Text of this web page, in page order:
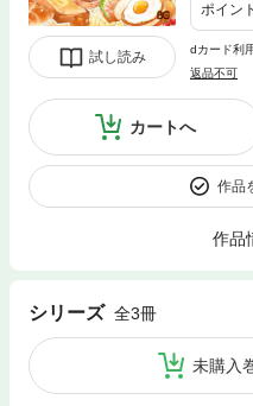
試し読み
ポイン
dカード利
返品不可
カートへ
作品
作品
シリーズ 全3冊
未購入